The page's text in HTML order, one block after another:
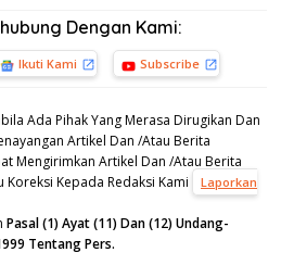
Dengan Kami:
Ikuti Kami Subscribe
Ada Pihak Yang Merasa Dirugikan Dan
Artikel Dan /Atau Berita
Mengirimkan Artikel Dan /Atau Berita
Koreksi Kepada Redaksi Kami
Laporkan
Pasal (1) Ayat (11) Dan (12) Undang-
Tentang Pers.